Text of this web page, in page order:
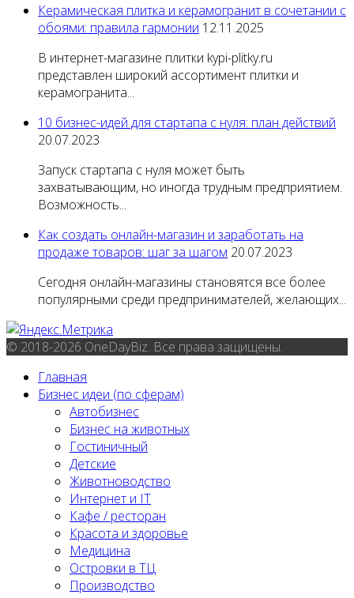
Керамическая плитка и керамогранит в сочетании с
обоями: правила гармонии 12.11.2025
В интернет-магазине плитки kypi-plitky.ru
представлен широкий ассортимент плитки и
керамогранита...
10 бизнес-идей для стартапа с нуля: план действий
20.07.2023
Запуск стартапа с нуля может быть
захватывающим, но иногда трудным предприятием.
Возможность...
Как создать онлайн-магазин и заработать на
продаже товаров: шаг за шагом 20.07.2023
Сегодня онлайн-магазины становятся все более
популярными среди предпринимателей, желающих...
© 2018-2026 OneDayBiz. Все права защищены.
Главная
Бизнес идеи (по сферам)
Автобизнес
Бизнес на животных
Гостиничный
Детские
Животноводство
Интернет и IT
Кафе / ресторан
Красота и здоровье
Медицина
Островки в ТЦ
Производство